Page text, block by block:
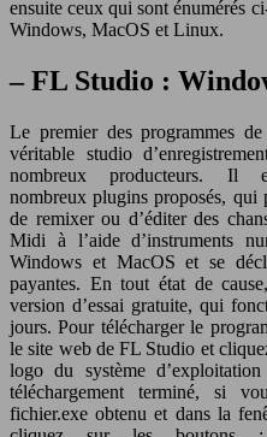
ensuite ceux qui sont énumérés
Windows, MacOS et Linux.
– FL Studio :
Le premier des programmes
véritable studio
nombreux producteurs.
nombreux plugins proposés, qui
de remixer ou d’éditer des
Midi à l’aide d’instruments
Windows et MacOS et se
payantes. En tout état de
version d’essai gratuite, qui
jours. Pour télécharger le
le site web de FL Studio et
logo du système
téléchargement terminé, si
fichier.exe obtenu et dans la